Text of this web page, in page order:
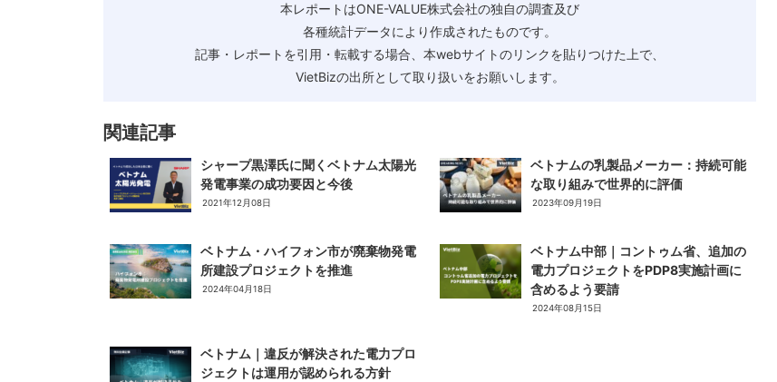
本レポートはONE-VALUE株式会社の独自の調査及び
各種統計データにより作成されたものです。
記事・レポートを引用・転載する場合、本webサイトのリンクを貼りつけた上で、
VietBizの出所として取り扱いをお願いします。
関連記事
シャープ黒澤氏に聞くベトナム太陽光
発電事業の成功要因と今後
2021年12月08日
ベトナムの乳製品メーカー：持続可能
な取り組みで世界的に評価
2023年09月19日
ベトナム・ハイフォン市が廃棄物発電
所建設プロジェクトを推進
2024年04月18日
ベトナム中部｜コントゥム省、追加の
電力プロジェクトをPDP8実施計画に
含めるよう要請
2024年08月15日
ベトナム｜違反が解決された電力プロ
ジェクトは運用が認められる方針